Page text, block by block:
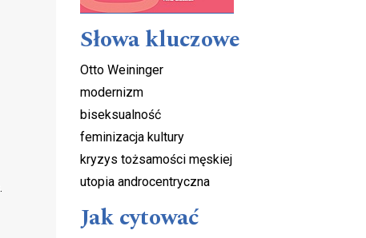
Słowa kluczowe
Otto Weininger
modernizm
biseksualność
feminizacja kultury
kryzys tożsamości męskiej
utopia androcentryczna
Jak cytować